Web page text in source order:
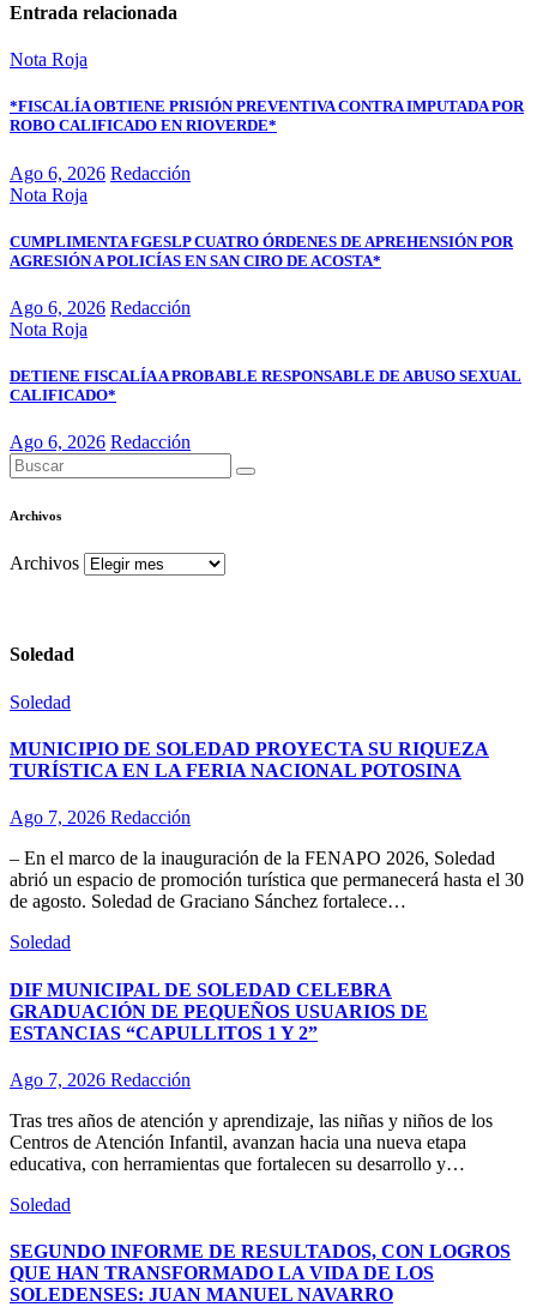
Entrada relacionada
Nota Roja
*FISCALÍA OBTIENE PRISIÓN PREVENTIVA CONTRA IMPUTADA POR
ROBO CALIFICADO EN RIOVERDE*
Ago 6, 2026 Redacción
Nota Roja
CUMPLIMENTA FGESLP CUATRO ÓRDENES DE APREHENSIÓN POR
AGRESIÓN A POLICÍAS EN SAN CIRO DE ACOSTA*
Ago 6, 2026 Redacción
Nota Roja
DETIENE FISCALÍA A PROBABLE RESPONSABLE DE ABUSO SEXUAL
CALIFICADO*
Ago 6, 2026 Redacción
Archivos
Archivos
Soledad
Soledad
MUNICIPIO DE SOLEDAD PROYECTA SU RIQUEZA
TURÍSTICA EN LA FERIA NACIONAL POTOSINA
Ago 7, 2026 Redacción
– En el marco de la inauguración de la FENAPO 2026, Soledad
abrió un espacio de promoción turística que permanecerá hasta el 30
de agosto. Soledad de Graciano Sánchez fortalece…
Soledad
DIF MUNICIPAL DE SOLEDAD CELEBRA
GRADUACIÓN DE PEQUEÑOS USUARIOS DE
ESTANCIAS “CAPULLITOS 1 Y 2”
Ago 7, 2026 Redacción
Tras tres años de atención y aprendizaje, las niñas y niños de los
Centros de Atención Infantil, avanzan hacia una nueva etapa
educativa, con herramientas que fortalecen su desarrollo y…
Soledad
SEGUNDO INFORME DE RESULTADOS, CON LOGROS
QUE HAN TRANSFORMADO LA VIDA DE LOS
SOLEDENSES: JUAN MANUEL NAVARRO